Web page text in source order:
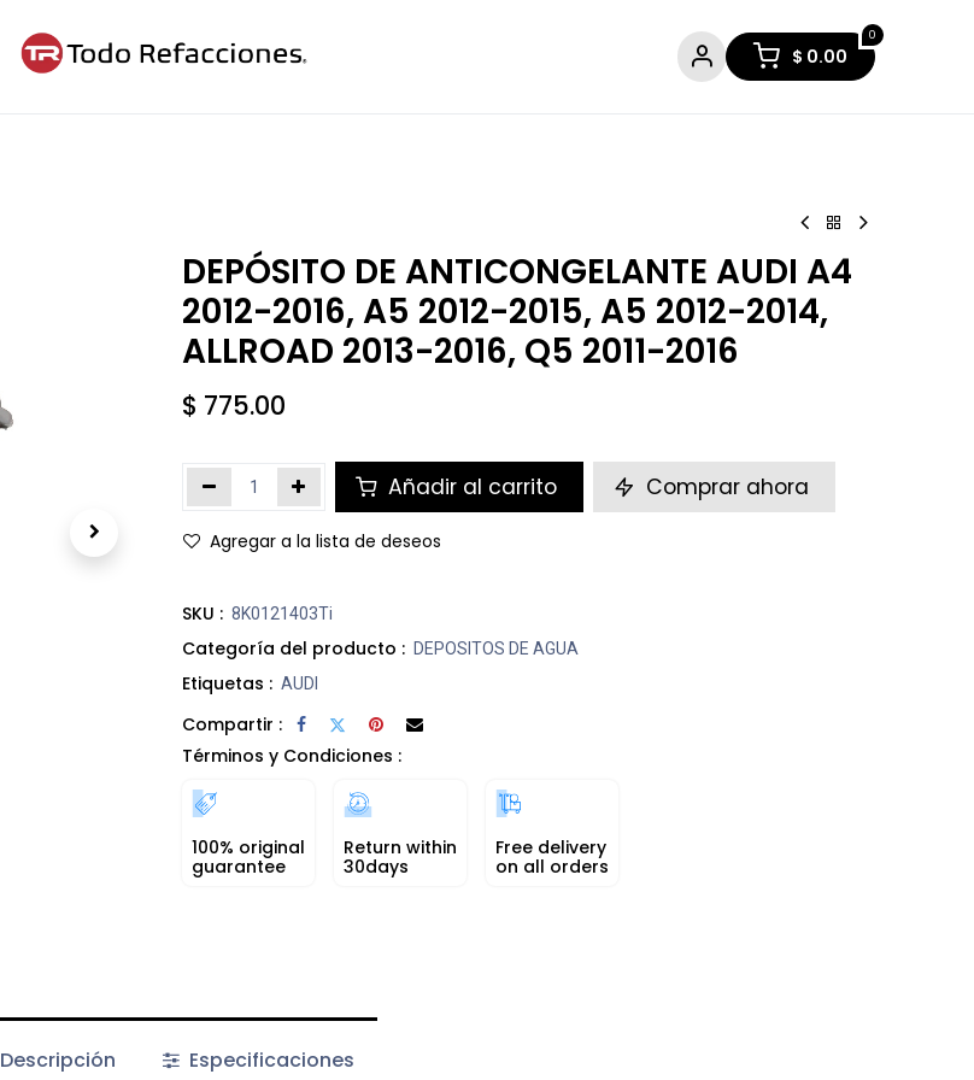
0
$ 0.00
DEPÓSITO DE ANTICONGELANTE AUDI A4
2012-2016, A5 2012-2015, A5 2012-2014,
ALLROAD 2013-2016, Q5 2011-2016
$ 775.00
Añadir al carrito Comprar ahora
Agregar a la lista de deseos
SKU : 8K0121403Ti
Categoría del producto : DEPOSITOS DE AGUA
Etiquetas : AUDI
Compartir :
Términos y Condiciones :
100% original
guarantee
Return within
30days
Free delivery
on all orders
Descripción Especificaciones